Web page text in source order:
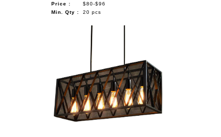
Price :
$80-$96
Min. Qty :
20 pcs